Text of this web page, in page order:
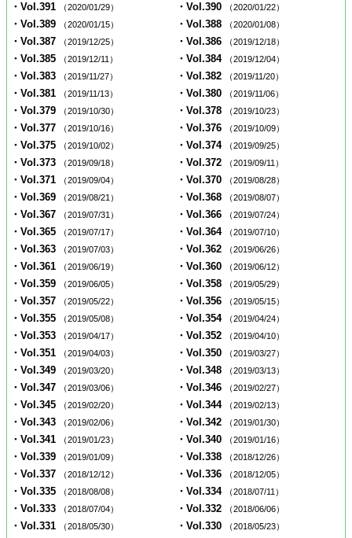
・Vol.391 （2020/01/29） ・Vol.390 （2020/01/22）
・Vol.389 （2020/01/15） ・Vol.388 （2020/01/08）
・Vol.387 （2019/12/25） ・Vol.386 （2019/12/18）
・Vol.385 （2019/12/11） ・Vol.384 （2019/12/04）
・Vol.383 （2019/11/27） ・Vol.382 （2019/11/20）
・Vol.381 （2019/11/13） ・Vol.380 （2019/11/06）
・Vol.379 （2019/10/30） ・Vol.378 （2019/10/23）
・Vol.377 （2019/10/16） ・Vol.376 （2019/10/09）
・Vol.375 （2019/10/02） ・Vol.374 （2019/09/25）
・Vol.373 （2019/09/18） ・Vol.372 （2019/09/11）
・Vol.371 （2019/09/04） ・Vol.370 （2019/08/28）
・Vol.369 （2019/08/21） ・Vol.368 （2019/08/07）
・Vol.367 （2019/07/31） ・Vol.366 （2019/07/24）
・Vol.365 （2019/07/17） ・Vol.364 （2019/07/10）
・Vol.363 （2019/07/03） ・Vol.362 （2019/06/26）
・Vol.361 （2019/06/19） ・Vol.360 （2019/06/12）
・Vol.359 （2019/06/05） ・Vol.358 （2019/05/29）
・Vol.357 （2019/05/22） ・Vol.356 （2019/05/15）
・Vol.355 （2019/05/08） ・Vol.354 （2019/04/24）
・Vol.353 （2019/04/17） ・Vol.352 （2019/04/10）
・Vol.351 （2019/04/03） ・Vol.350 （2019/03/27）
・Vol.349 （2019/03/20） ・Vol.348 （2019/03/13）
・Vol.347 （2019/03/06） ・Vol.346 （2019/02/27）
・Vol.345 （2019/02/20） ・Vol.344 （2019/02/13）
・Vol.343 （2019/02/06） ・Vol.342 （2019/01/30）
・Vol.341 （2019/01/23） ・Vol.340 （2019/01/16）
・Vol.339 （2019/01/09） ・Vol.338 （2018/12/26）
・Vol.337 （2018/12/12） ・Vol.336 （2018/12/05）
・Vol.335 （2018/08/08） ・Vol.334 （2018/07/11）
・Vol.333 （2018/07/04） ・Vol.332 （2018/06/06）
・Vol.331 （2018/05/30） ・Vol.330 （2018/05/23）